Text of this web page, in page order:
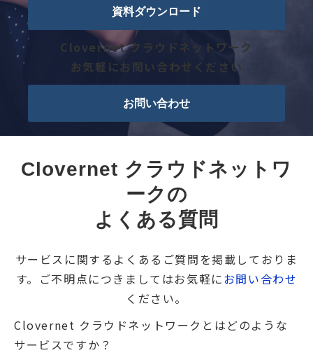
資料ダウンロード
Clovernet クラウドネットワーク
お気軽にお問い合わせください
お問い合わせ
Clovernet クラウドネットワ
ークの
よくある質問
サービスに関するよくあるご質問を掲載しておりま
す。ご不明点につきましてはお気軽にお問い合わせ
ください。
Clovernet クラウドネットワークとはどのような
サービスですか？